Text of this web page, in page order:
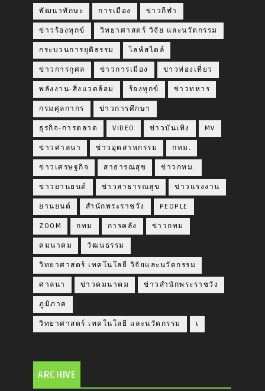
พัฒนาทักษะ การเมือง ข่าวกีฬา
ข่าวร้องทุกข์ วิทยาศาสตร์ วิจัย และนวัตกรรม
กระบวนการยุติธรรม ไลฟ์สไตล์
ข่าวการกุศล ข่าวการเมือง ข่าวท่องเที่ยว
พลังงาน-สิ่งแวดล้อม ร้องทุกข์ ข่าวทหาร
กรมศุลกากร ข่าวการศึกษา
ธุรกิจ-การตลาด VIDEO ข่าวบันเทิง MV
ข่าวศาลนา ข่าวอุตสาหกรรม กทม.
ข่าวเศรษฐกิจ สาธารณสุข ข่าวกทม.
ข่าวยานยนต์ ข่าวสาธารณสุข ข่าวแรงงาน
ยานยนต์ สำนักพระราชวัง PEOPLE
ZOOM กทม การคลัง ข่าวกทม
คมนาคม วัฒนธรรม
วิทยาศาสตร์ เทคโนโลยี วิจัยและนวัตกรรม
ศาลนา ข่าวคมนาคม ข่าวสำนักพระราชวัง
ภูมิภาค
วิทยาศาสตร์ เทคโนโลยี และนวัตกรรม เ
ARCHIVE